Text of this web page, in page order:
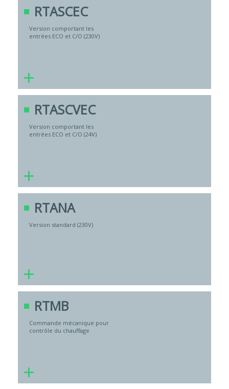
RTASCEC
Version comportant les
entrées ECO et C/O (230V)
+
RTASCVEC
Version comportant les
entrées ECO et C/O (24V)
+
RTANA
Version standard (230V)
+
RTMB
Commande mécanique pour
contrôle du chauffage
+